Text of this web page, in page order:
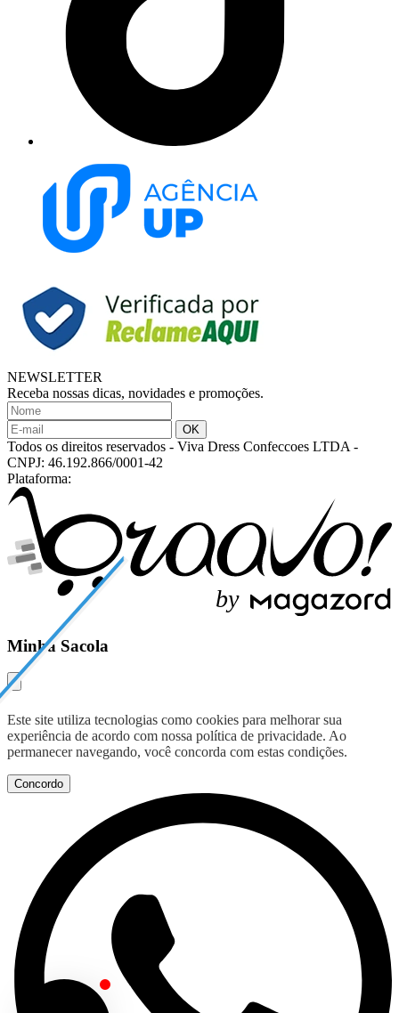
NEWSLETTER
Receba nossas dicas, novidades e promoções.
Todos os direitos reservados - Viva Dress Confeccoes LTDA -
CNPJ: 46.192.866/0001-42
Plataforma:
by
Minha Sacola
Este site utiliza tecnologias como cookies para melhorar sua
experiência de acordo com nossa política de privacidade. Ao
permanecer navegando, você concorda com estas condições.
Concordo